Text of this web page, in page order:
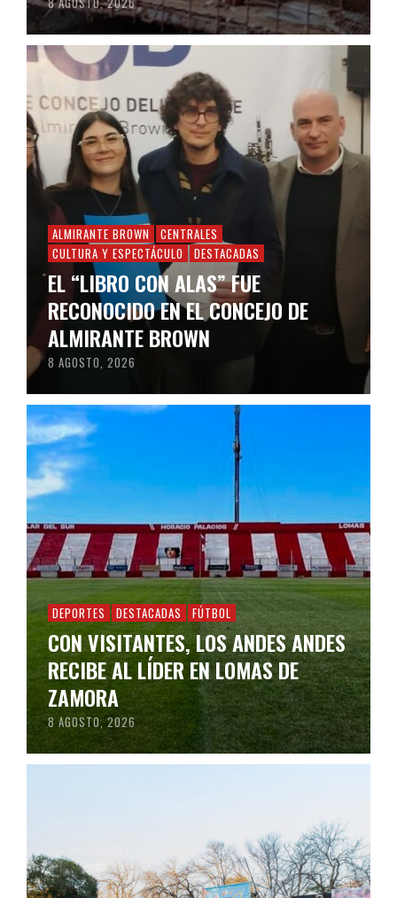
ALMIRANTE BROWN
CENTRALES
CULTURA Y ESPECTÁCULO
DESTACADAS
EL “LIBRO CON ALAS” FUE
RECONOCIDO EN EL CONCEJO DE
ALMIRANTE BROWN
8 AGOSTO, 2026
DEPORTES DESTACADAS FÚTBOL
CON VISITANTES, LOS ANDES ANDES
RECIBE AL LÍDER EN LOMAS DE
ZAMORA
8 AGOSTO, 2026